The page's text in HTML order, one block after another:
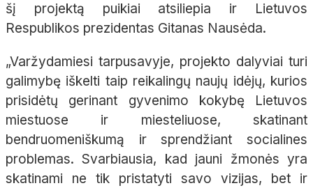
šį projektą puikiai atsiliepia ir Lietuvos
Respublikos prezidentas Gitanas Nausėda.
„Varžydamiesi tarpusavyje, projekto dalyviai turi
galimybę iškelti taip reikalingų naujų idėjų, kurios
prisidėtų gerinant gyvenimo kokybę Lietuvos
miestuose ir miesteliuose, skatinant
bendruomeniškumą ir sprendžiant socialines
problemas. Svarbiausia, kad jauni žmonės yra
skatinami ne tik pristatyti savo vizijas, bet ir